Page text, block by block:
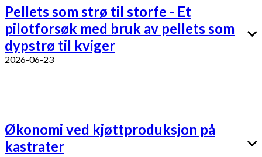
Pellets som strø til storfe - Et
pilotforsøk med bruk av pellets som
dypstrø til kviger
2026-06-23
Økonomi ved kjøttproduksjon på
kastrater